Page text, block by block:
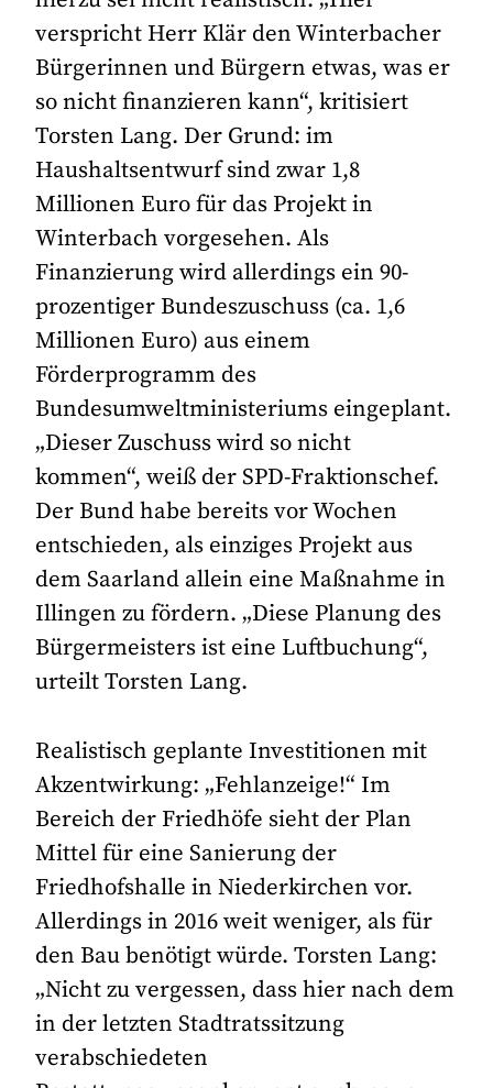
verspricht Herr Klär den Winterbacher
Bürgerinnen und Bürgern etwas, was er
so nicht finanzieren kann“, kritisiert
Torsten Lang. Der Grund: im
Haushaltsentwurf sind zwar 1,8
Millionen Euro für das Projekt in
Winterbach vorgesehen. Als
Finanzierung wird allerdings ein 90-
prozentiger Bundeszuschuss (ca. 1,6
Millionen Euro) aus einem
Förderprogramm des
Bundesumweltministeriums eingeplant.
„Dieser Zuschuss wird so nicht
kommen“, weiß der SPD-Fraktionschef.
Der Bund habe bereits vor Wochen
entschieden, als einziges Projekt aus
dem Saarland allein eine Maßnahme in
Illingen zu fördern. „Diese Planung des
Bürgermeisters ist eine Luftbuchung“,
urteilt Torsten Lang.
Realistisch geplante Investitionen mit
Akzentwirkung: „Fehlanzeige!“ Im
Bereich der Friedhöfe sieht der Plan
Mittel für eine Sanierung der
Friedhofshalle in Niederkirchen vor.
Allerdings in 2016 weit weniger, als für
den Bau benötigt würde. Torsten Lang:
„Nicht zu vergessen, dass hier nach dem
in der letzten Stadtratssitzung
verabschiedeten